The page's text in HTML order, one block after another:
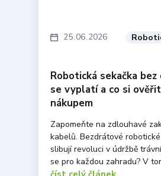
25 06 2026
Robotická sekačka
se vyplatí a co si
nákupem
Zapomeňte na zdlouhavé
kabelů. Bezdrátové
slibují revoluci v údržbě
se pro každou zahradu? V